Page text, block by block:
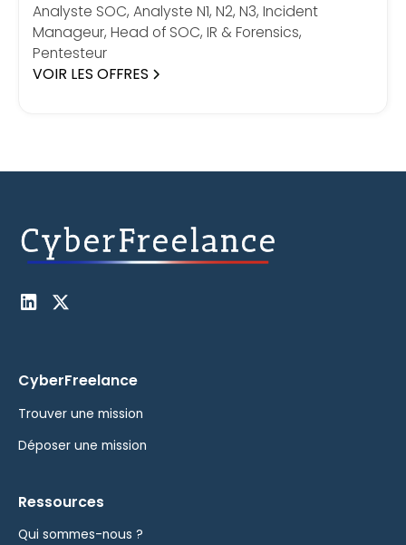
Analyste SOC, Analyste N1, N2, N3, Incident
Manageur, Head of SOC, IR & Forensics,
Pentesteur
VOIR LES OFFRES
CyberFreelance
Trouver une mission
Déposer une mission
Ressources
Qui sommes-nous ?